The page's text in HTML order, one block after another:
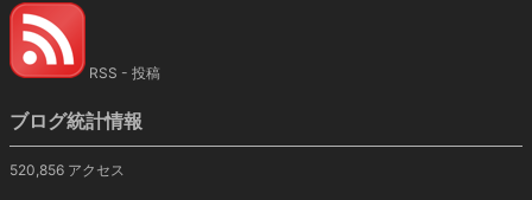
RSS - 投稿
ブログ統計情報
520,856 アクセス